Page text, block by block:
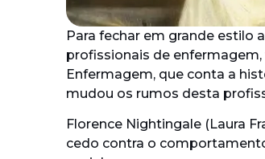
Para fechar em grande estilo
profissionais de
Enfermagem, que conta a
mudou os rumos desta
Florence Nightingale (Laura
cedo contra o